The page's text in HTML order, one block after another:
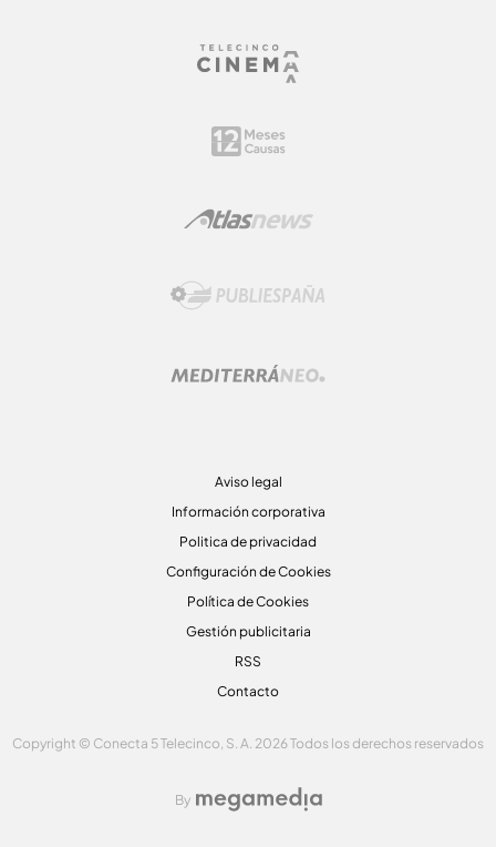
Aviso legal
Información corporativa
Politica de privacidad
Configuración de Cookies
Política de Cookies
Gestión publicitaria
RSS
Contacto
Copyright © Conecta 5 Telecinco, S. A. 2026 Todos los derechos reservados
By